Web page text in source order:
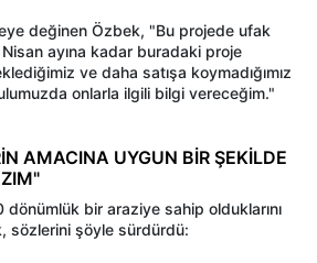
değinen Özbek, "Bu projede ufak
ayına kadar buradaki proje
ve daha satışa koymadığımız
onlarla ilgili bilgi vereceğim."
AMACINA UYGUN BİR ŞEKİLDE
bir araziye sahip olduklarını
sözlerini şöyle sürdürdü: